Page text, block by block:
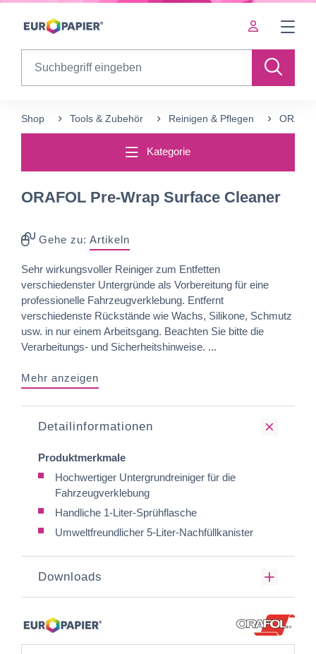
Table Of Content
Ergänzende Produkte
Shop Tools & Zubehör Reinigen & Pflegen
Kategorie
ORAFOL Pre-Wrap Surface Cleaner
Gehe zu: Artikeln
Sehr wirkungsvoller Reiniger zum Entfetten
verschiedenster Untergründe als Vorbereitung für eine
professionelle Fahrzeugverklebung. Entfernt
verschiedenste Rückstände wie Wachs, Silikone, Schmutz
usw. in nur einem Arbeitsgang. Beachten Sie bitte die
Verarbeitungs- und Sicherheitshinweise. ...
Mehr anzeigen
Detailinformationen
Produktmerkmale
Hochwertiger Untergrundreiniger für die
Fahrzeugverklebung
Handliche 1-Liter-Sprühflasche
Umweltfreundlicher 5-Liter-Nachfüllkanister
Downloads